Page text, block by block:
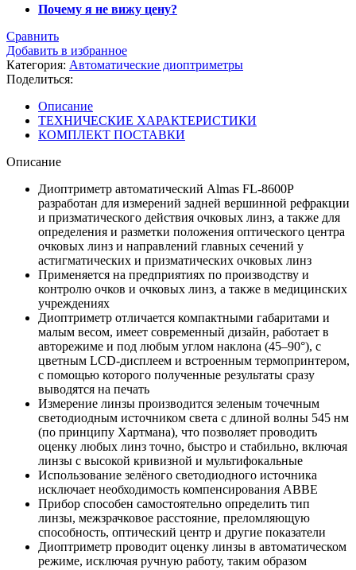
Почему я не вижу цену?
Сравнить
Добавить в избранное
Категория: Автоматические диоптриметры
Поделиться:
Описание
ТЕХНИЧЕСКИЕ ХАРАКТЕРИСТИКИ
КОМПЛЕКТ ПОСТАВКИ
Описание
Диоптриметр автоматический Almas FL-8600P
разработан для измерений задней вершинной рефракции
и призматического действия очковых линз, а также для
определения и разметки положения оптического центра
очковых линз и направлений главных сечений у
астигматических и призматических очковых линз
Применяется на предприятиях по производству и
контролю очков и очковых линз, а также в медицинских
учреждениях
Диоптриметр отличается компактными габаритами и
малым весом, имеет современный дизайн, работает в
авторежиме и под любым углом наклона (45–90°), с
цветным LCD-дисплеем и встроенным термопринтером,
с помощью которого полученные результаты сразу
выводятся на печать
Измерение линзы производится зеленым точечным
светодиодным источником света с длиной волны 545 нм
(по принципу Хартмана), что позволяет проводить
оценку любых линз точно, быстро и стабильно, включая
линзы с высокой кривизной и мультифокальные
Использование зелёного светодиодного источника
исключает необходимость компенсирования ABBE
Прибор способен самостоятельно определить тип
линзы, межзрачковое расстояние, преломляющую
способность, оптический центр и другие показатели
Диоптриметр проводит оценку линзы в автоматическом
режиме, исключая ручную работу, таким образом